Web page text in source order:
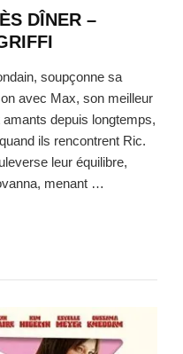
DÎNER –
soupçonne sa
avec Max, son meilleur
depuis longtemps,
ils rencontrent Ric.
leur équilibre,
menant …